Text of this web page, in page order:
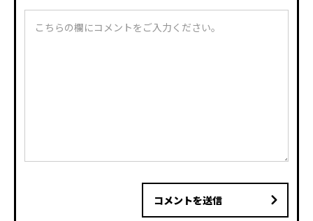
コメントを送信